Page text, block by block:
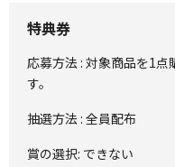
特典券
応募方法 : 対象商品を1
す。
抽選方法 : 全員配布
賞の選択: できない